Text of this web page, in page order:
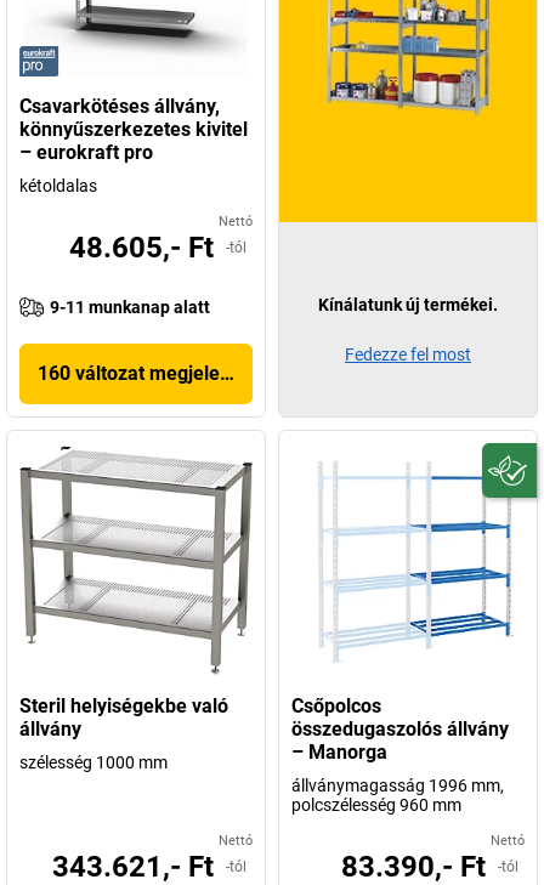
Csavarkötéses állvány,
könnyűszerkezetes kivitel
– eurokraft pro
kétoldalas
Nettó
48.605,- Ft -tól
9-11 munkanap alatt
160 változat megjelenítése
Steril helyiségekbe való
állvány
szélesség 1000 mm
Nettó
343.621,- Ft -tól
Csőpolcos
összedugaszolós állvány
– Manorga
állványmagasság 1996 mm,
polcszélesség 960 mm
Nettó
83.390,- Ft -tól
Kínálatunk új termékei.
Fedezze fel most